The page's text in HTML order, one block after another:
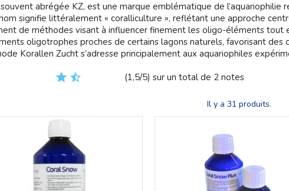
abrégée KZ, est une marque emblématique de l’aquariophilie
signifie littéralement « coralliculture », reflétant une approche
de méthodes visant à influencer finement les oligo-éléments tout
oligotrophes proches de certains lagons naturels, favorisant des
Korallen Zucht s’adresse principalement aux aquariophiles
(1,5/5) sur un total de 2 notes
Il y a 31 produits.